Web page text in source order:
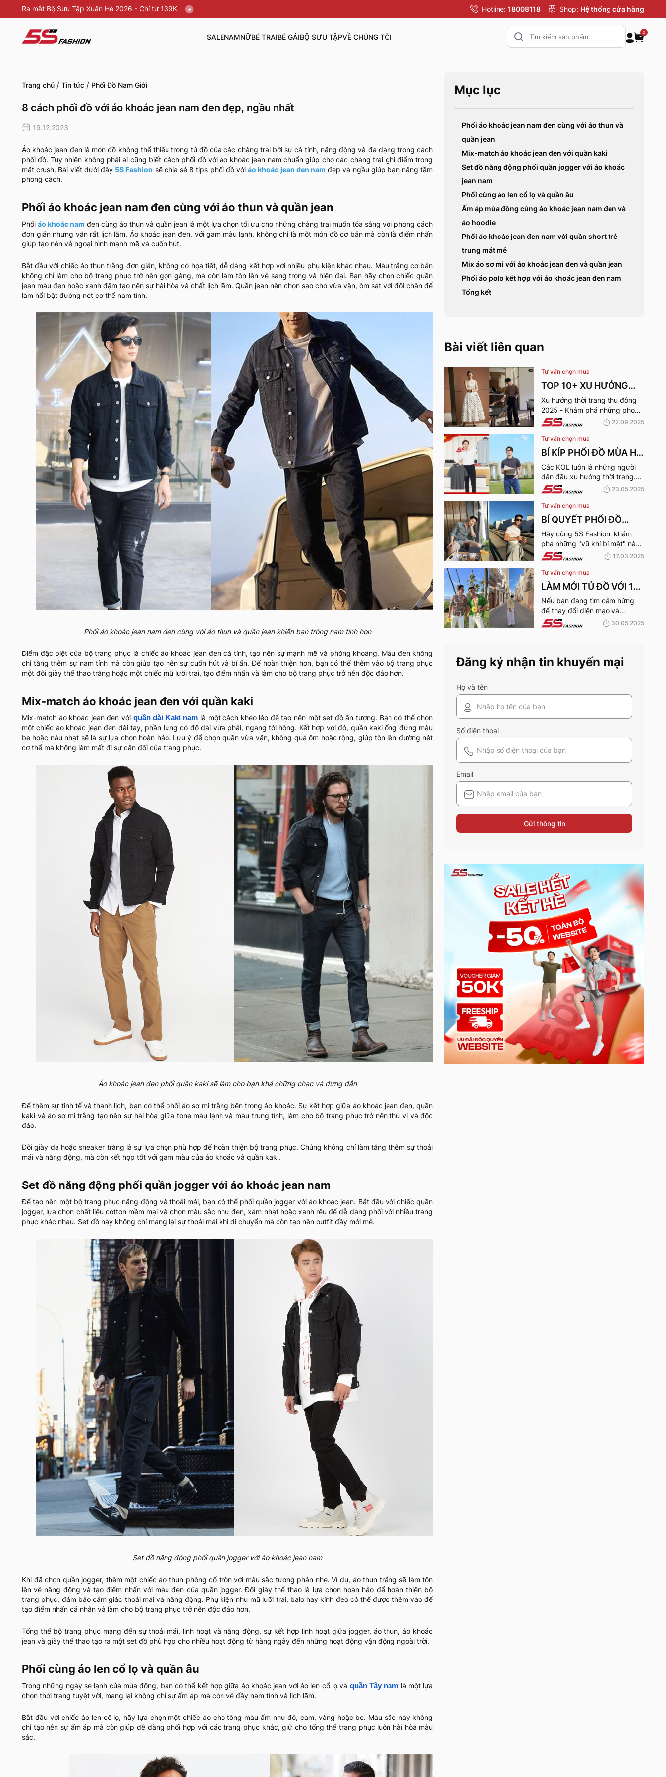
Ra mắt Bộ Sưu Tập Xuân Hè 2026 - Chỉ từ 139K Hotline: 18008118 Shop: Hệ thống cửa hàng
SALENAMNỮBÉ TRAIBÉ GÁIBỘ SƯU TẬPVỀ CHÚNG TÔI
0
Trang chủ / Tin tức / Phối Đồ Nam Giới
8 cách phối đồ với áo khoác jean nam đen đẹp, ngầu nhất
19.12.2023
Áo khoác jean đen là món đồ không thể thiếu trong tủ đồ của các chàng trai bởi sự cá tính, năng động và đa dạng trong cách
phối đồ. Tuy nhiên không phải ai cũng biết cách phối đồ với áo khoác jean nam chuẩn giúp cho các chàng trai ghi điểm trong
mắt crush. Bài viết dưới đây 5S Fashion sẽ chia sẻ 8 tips phối đồ vớiáo khoác jean đen nam đẹp và ngầu giúp bạn nâng tầm
phong cách.
Phối áo khoác jean nam đen cùng với áo thun và quần jean
Phốiáo khoác nam đen cùng áo thun và quần jean là một lựa chọn tối ưu cho những chàng trai muốn tỏa sáng với phong cách
đơn giản nhưng vẫn rất lịch lãm. Áo khoác jean đen, với gam màu lạnh, không chỉ là một món đồ cơ bản mà còn là điểm nhấn
giúp tạo nên vẻ ngoại hình mạnh mẽ và cuốn hút.
Bắt đầu với chiếc áo thun trắng đơn giản, không có họa tiết, dễ dàng kết hợp với nhiều phụ kiện khác nhau. Màu trắng cơ bản
không chỉ làm cho bộ trang phục trở nên gọn gàng, mà còn làm tôn lên vẻ sang trọng và hiện đại. Bạn hãy chọn chiếc quần
jean màu đen hoặc xanh đậm tạo nên sự hài hòa và chất lịch lãm. Quần jean nên chọn sao cho vừa vặn, ôm sát với đôi chân để
làm nổi bật đường nét cơ thể nam tính.
Phối áo khoác jean nam đen cùng với áo thun và quần jean khiến bạn trông nam tính hơn
Điểm đặc biệt của bộ trang phục là chiếc áo khoác jean đen cá tính, tạo nên sự mạnh mẽ và phóng khoáng. Màu đen không
chỉ tăng thêm sự nam tính mà còn giúp tạo nên sự cuốn hút và bí ẩn. Để hoàn thiện hơn, bạn có thể thêm vào bộ trang phục
một đôi giày thể thao trắng hoặc một chiếc mũ lưỡi trai, tạo điểm nhấn và làm cho bộ trang phục trở nên độc đáo hơn.
Mix-match áo khoác jean đen với quần kaki
Mix-match áo khoác jean đen với quần dài Kaki nam là một cách khéo léo để tạo nên một set đồ ấn tượng. Bạn có thể chọn
một chiếc áo khoác jean đen dài tay, phần lưng có độ dài vừa phải, ngang tới hông. Kết hợp với đó, quần kaki ống đứng màu
be hoặc nâu nhạt sẽ là sự lựa chọn hoàn hảo. Lưu ý để chọn quần vừa vặn, không quá ôm hoặc rộng, giúp tôn lên đường nét
cơ thể mà không làm mất đi sự cân đối của trang phục.
Áo khoác jean đen phối quần kaki sẽ làm cho bạn khá chững chạc và đứng đắn
Để thêm sự tinh tế và thanh lịch, bạn có thể phối áo sơ mi trắng bên trong áo khoác. Sự kết hợp giữa áo khoác jean đen, quần
kaki và áo sơ mi trắng tạo nên sự hài hòa giữa tone màu lạnh và màu trung tính, làm cho bộ trang phục trở nên thú vị và độc
đáo.
Đôi giày da hoặc sneaker trắng là sự lựa chọn phù hợp để hoàn thiện bộ trang phục. Chúng không chỉ làm tăng thêm sự thoải
mái và năng động, mà còn kết hợp tốt với gam màu của áo khoác và quần kaki.
Set đồ năng động phối quần jogger với áo khoác jean nam
Để tạo nên một bộ trang phục năng động và thoải mái, bạn có thể phối quần jogger với áo khoác jean. Bắt đầu với chiếc quần
jogger, lựa chọn chất liệu cotton mềm mại và chọn màu sắc như đen, xám nhạt hoặc xanh rêu để dễ dàng phối với nhiều trang
phục khác nhau. Set đồ này không chỉ mang lại sự thoải mái khi di chuyển mà còn tạo nên outfit đầy mới mẻ.
Set đồ năng động phối quần jogger với áo khoác jean nam
Khi đã chọn quần jogger, thêm một chiếc áo thun phông cổ tròn với màu sắc tương phản nhẹ. Ví dụ, áo thun trắng sẽ làm tôn
lên vẻ năng động và tạo điểm nhấn với màu đen của quần jogger. Đôi giày thể thao là lựa chọn hoàn hảo để hoàn thiện bộ
trang phục, đảm bảo cảm giác thoải mái và năng động. Phụ kiện như mũ lưỡi trai, balo hay kính đeo có thể được thêm vào để
tạo điểm nhấn cá nhân và làm cho bộ trang phục trở nên độc đáo hơn.
Tổng thể bộ trang phục mang đến sự thoải mái, linh hoạt và năng động, sự kết hợp linh hoạt giữa jogger, áo thun, áo khoác
jean và giày thể thao tạo ra một set đồ phù hợp cho nhiều hoạt động từ hàng ngày đến những hoạt động vận động ngoài trời.
Phối cùng áo len cổ lọ và quần âu
Trong những ngày se lạnh của mùa đông, bạn có thể kết hợp giữa áo khoác jean với áo len cổ lọ và quần Tây nam là một lựa
chọn thời trang tuyệt vời, mang lại không chỉ sự ấm áp mà còn vẻ đầy nam tính và lịch lãm.
Bắt đầu với chiếc áo len cổ lọ, hãy lựa chọn một chiếc áo cho tông màu ấm như đỏ, cam, vàng hoặc be. Màu sắc này không
chỉ tạo nên sự ấm áp mà còn giúp dễ dàng phối hợp với các trang phục khác, giữ cho tổng thể trang phục luôn hài hòa màu
sắc.
Mục lục
Phối áo khoác jean nam đen cùng với áo thun và
quần jean
Mix-match áo khoác jean đen với quần kaki
Set đồ năng động phối quần jogger với áo khoác
jean nam
Phối cùng áo len cổ lọ và quần âu
Ấm áp mùa đông cùng áo khoác jean nam đen và
áo hoodie
Phối áo khoác jean đen nam với quần short trẻ
trung mát mẻ
Mix áo sơ mi với áo khoác jean đen và quần jean
Phối áo polo kết hợp với áo khoác jean đen nam
Tổng kết
Bài viết liên quan
Tư vấn chọn mua
TOP 10+ XU HƯỚNG
THỜI TRANG THU
ĐÔNG 2025 TRENDY,
GÂY BÃO
Xu hướng thời trang thu đông
2025 - Khám phá những phong
cách thời trang “làm mưa làm
gió” từ sàn runway đến cuộc
sống hàng ngày.
22.09.2025
Tư vấn chọn mua
BÍ KÍP PHỐI ĐỒ MÙA HÈ
CÙNG KOL 5S FASHION:
STYLE THU HÚT CHO
MỌI CHÀNG TRAI
Các KOL luôn là những người
dẫn đầu xu hướng thời trang.
Hãy cùng 5S Fashion điểm qua
những bí kíp phối đồ mùa hè
cùng KOL “bao chất, bao ngầu”
nhé!
23.05.2025
Tư vấn chọn mua
BÍ QUYẾT PHỐI ĐỒ
NAM VẠM VỠ ĐẸP, THU
HÚT PHÁI NỮ
Hãy cùng 5S Fashion khám
phá những "vũ khí bí mật" này
để trở thành quý ông thu hút
nhờ “tận dụng” triệt để những
ưu điếm sở hữu thân hình vạm
vỡ của mình nhé:
17.03.2025
Tư vấn chọn mua
LÀM MỚI TỦ ĐỒ VỚI 10
XU HƯỚNG THỜI
TRANG HOT NHẤT MÙA
HÈ 2025
Nếu bạn đang tìm cảm hứng
để thay đổi diện mạo và
“refresh” lại phong cách, thì 10
xu hướng thời trang Hè 2025
xem có gì mới mẻ để bạn sắm
sửa và diện ngay trong mùa hè
30.05.2025
Đăng ký nhận tin khuyến mại
Họ và tên
Số điện thoại
Email
Gửi thông tin